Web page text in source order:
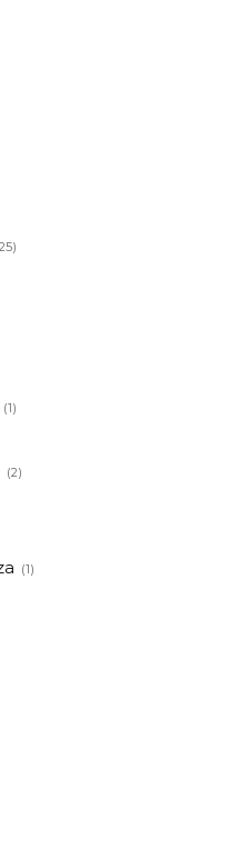
(1)
(2)
(1)